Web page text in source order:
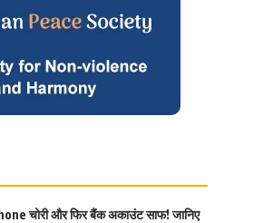
चोरी और फिर बैंक अकाउंट साफ! जानिए